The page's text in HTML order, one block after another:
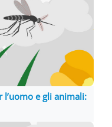
e gli animali: